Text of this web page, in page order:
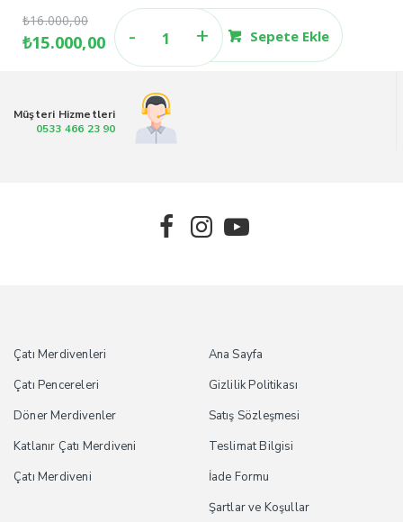
₺16.000,00
Orijinal
₺15.000,00Şu
andaki
₺15.000,00.
70x90
Makaslı
Çatı
Merdiveni
Sepete Ekle
Müşteri Hizmetleri
0533 466 23 90
Çatı Merdivenleri
Çatı Pencereleri
Döner Merdivenler
Katlanır Çatı Merdiveni
Çatı Merdiveni
Ana Sayfa
Gizlilik Politikası
Satış Sözleşmesi
Teslimat Bilgisi
İade Formu
Şartlar ve Koşullar